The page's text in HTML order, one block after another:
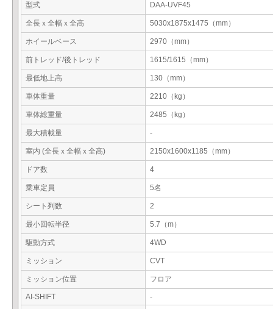
型式 DAA-UVF45
全長ｘ全幅ｘ全高 5030x1875x1475（mm）
ホイールベース 2970（mm）
前トレッド/後トレッド 1615/1615（mm）
最低地上高 130（mm）
車体重量 2210（kg）
車体総重量 2485（kg）
最大積載量 -
室内 (全長ｘ全幅ｘ全高) 2150x1600x1185（mm）
ドア数 4
乗車定員 5名
シート列数 2
最小回転半径 5.7（m）
駆動方式 4WD
ミッション CVT
ミッション位置 フロア
AI-SHIFT
-